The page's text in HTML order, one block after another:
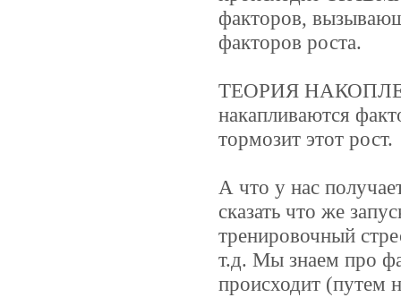
факторов,
факторов роста.
ТЕОРИЯ
накапливаются
тормозит этот рост.
А что у нас
сказать что же
тренировочный
т.д. Мы знаем про
происходит (путем